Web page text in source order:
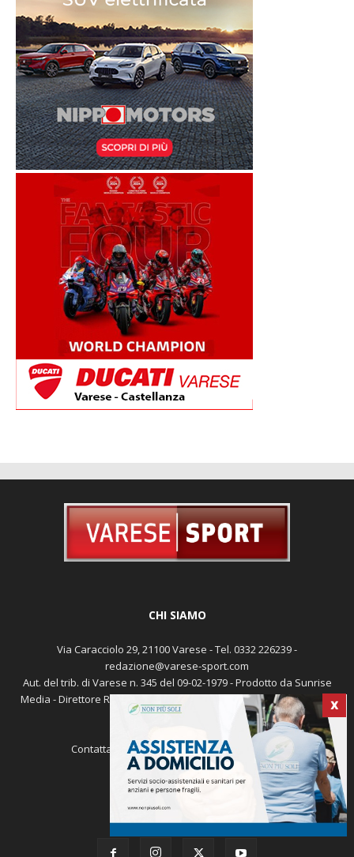
X
CHI SIAMO
Via Caracciolo 29, 21100 Varese - Tel. 0332 226239 -
redazione@varese-sport.com
Aut. del trib. di Varese n. 345 del 09-02-1979 - Prodotto da Sunrise
Media - Direttore Responsabile: Michele Marocco -Cookie policy
Pubblicità
Contattaci: redazione@varese-sport.com
SEGUICI